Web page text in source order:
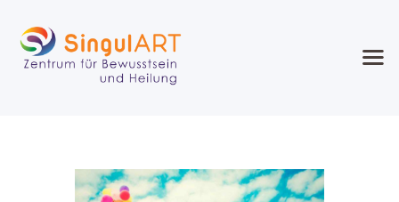
Heilung Beratung